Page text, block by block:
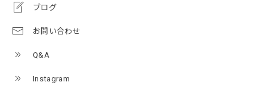
ブログ
お問い合わせ
Q&A
Instagram